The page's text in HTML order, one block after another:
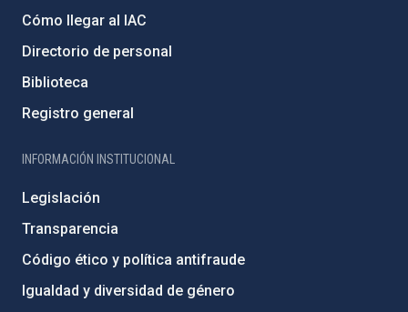
Cómo llegar al IAC
Directorio de personal
Biblioteca
Registro general
INFORMACIÓN INSTITUCIONAL
Legislación
Transparencia
Código ético y política antifraude
Igualdad y diversidad de género